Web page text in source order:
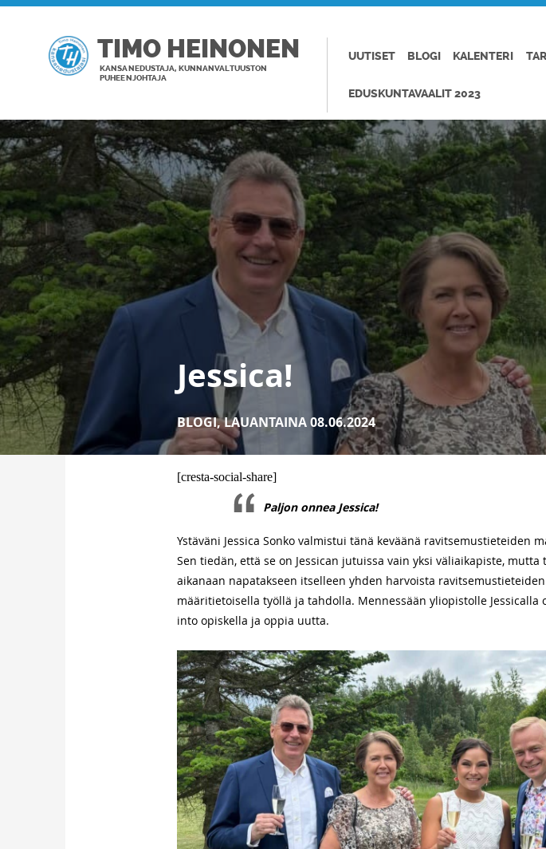
TIMO HEINONEN
KANSANEDUSTAJA, KUNNANVALTUUSTON
PUHEENJOHTAJA
UUTISET BLOGI KALENTERI
EDUSKUNTAVAALIT 2023
Jessica!
BLOGI,LAUANTAINA 08.06.2024
[cresta-social-share]
Paljon onnea Jessica!
Ystäväni Jessica Sonko valmistui tänä keväänä
Sen tiedän, että se on Jessican jutuissa vain yksi väliaikapiste,
aikanaan napatakseen itselleen yhden harvoista
määritietoisella työllä ja tahdolla. Mennessään yliopistolle
into opiskella ja oppia uutta.